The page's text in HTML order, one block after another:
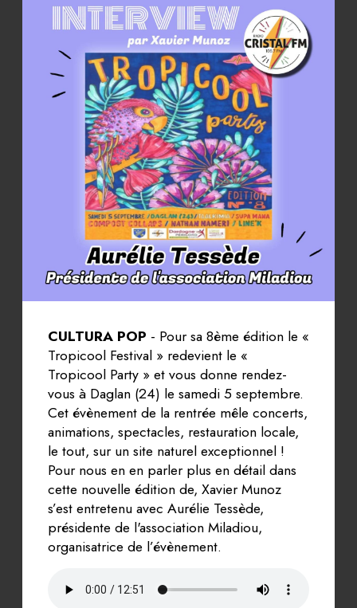
CULTURA POP - Pour sa 8ème édition le «
Tropicool Festival » redevient le «
Tropicool Party » et vous donne rendez-
vous à Daglan (24) le samedi 5 septembre.
Cet évènement de la rentrée mêle concerts,
animations, spectacles, restauration locale,
le tout, sur un site naturel exceptionnel !
Pour nous en en parler plus en détail dans
cette nouvelle édition de, Xavier Munoz
s’est entretenu avec Aurélie Tessède,
présidente de l'association Miladiou,
organisatrice de l’évènement.